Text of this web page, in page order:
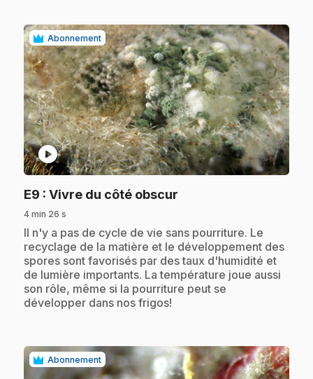
Abonnement
play_circle
E9 : Vivre du côté obscur
4 min 26 s
.Il n'y a pas de cycle de vie sans pourriture. Le
recyclage de la matière et le développement des
spores sont favorisés par des taux d'humidité et
de lumière importants. La température joue aussi
son rôle, même si la pourriture peut se
développer dans nos frigos!
Abonnement